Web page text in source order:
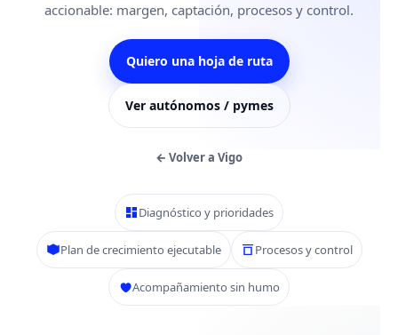
accionable: margen, captación, procesos y control.
Quiero una hoja de ruta
Ver autónomos / pymes
← Volver a Vigo
Diagnóstico y prioridades
Plan de crecimiento ejecutable Procesos y control
Acompañamiento sin humo